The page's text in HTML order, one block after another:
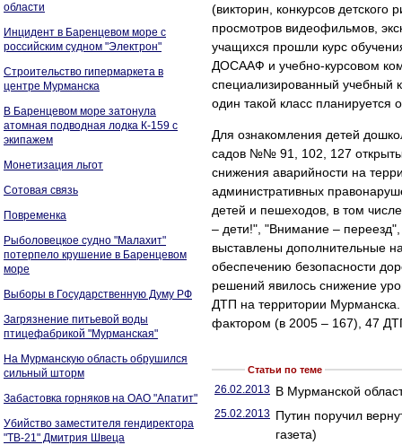
области
Инцидент в Баренцевом море с
российским судном "Электрон"
Строительство гипермаркета в
центре Мурманска
В Баренцевом море затонула
атомная подводная лодка К-159 с
экипажем
Монетизация льгот
Сотовая связь
Повременка
Рыболовецкое судно "Малахит"
потерпело крушение в Баренцевом
море
Выборы в Государственную Думу РФ
Загрязнение питьевой воды
птицефабрикой "Мурманская"
На Мурманскую область обрушился
сильный шторм
Забастовка горняков на ОАО "Апатит"
Убийство заместителя гендиректора
"ТВ-21" Дмитрия Швеца
(викторин, конкурсов детского
просмотров видеофильмов,
учащихся прошли курс
ДОСААФ и учебно-курсовом
специализированный учебный
один такой класс
Для ознакомления детей
садов №№ 91, 102, 127
снижения аварийности на
административных
детей и пешеходов, в том
– дети!", "Внимание –
выставлены дополнительные
обеспечению безопасности
решений явилось снижение
ДТП на территории
фактором (в 2005 – 167), 47
Статьи по теме
26.02.2013 В Мурманской
25.02.2013 Путин поручил
газета)